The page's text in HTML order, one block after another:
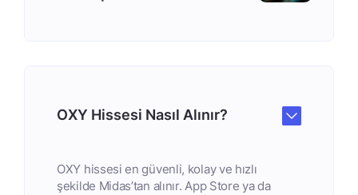
OXY Hissesi Nasıl Alınır?
OXY hissesi en güvenli, kolay ve hızlı
şekilde Midas’tan alınır. App Store ya da